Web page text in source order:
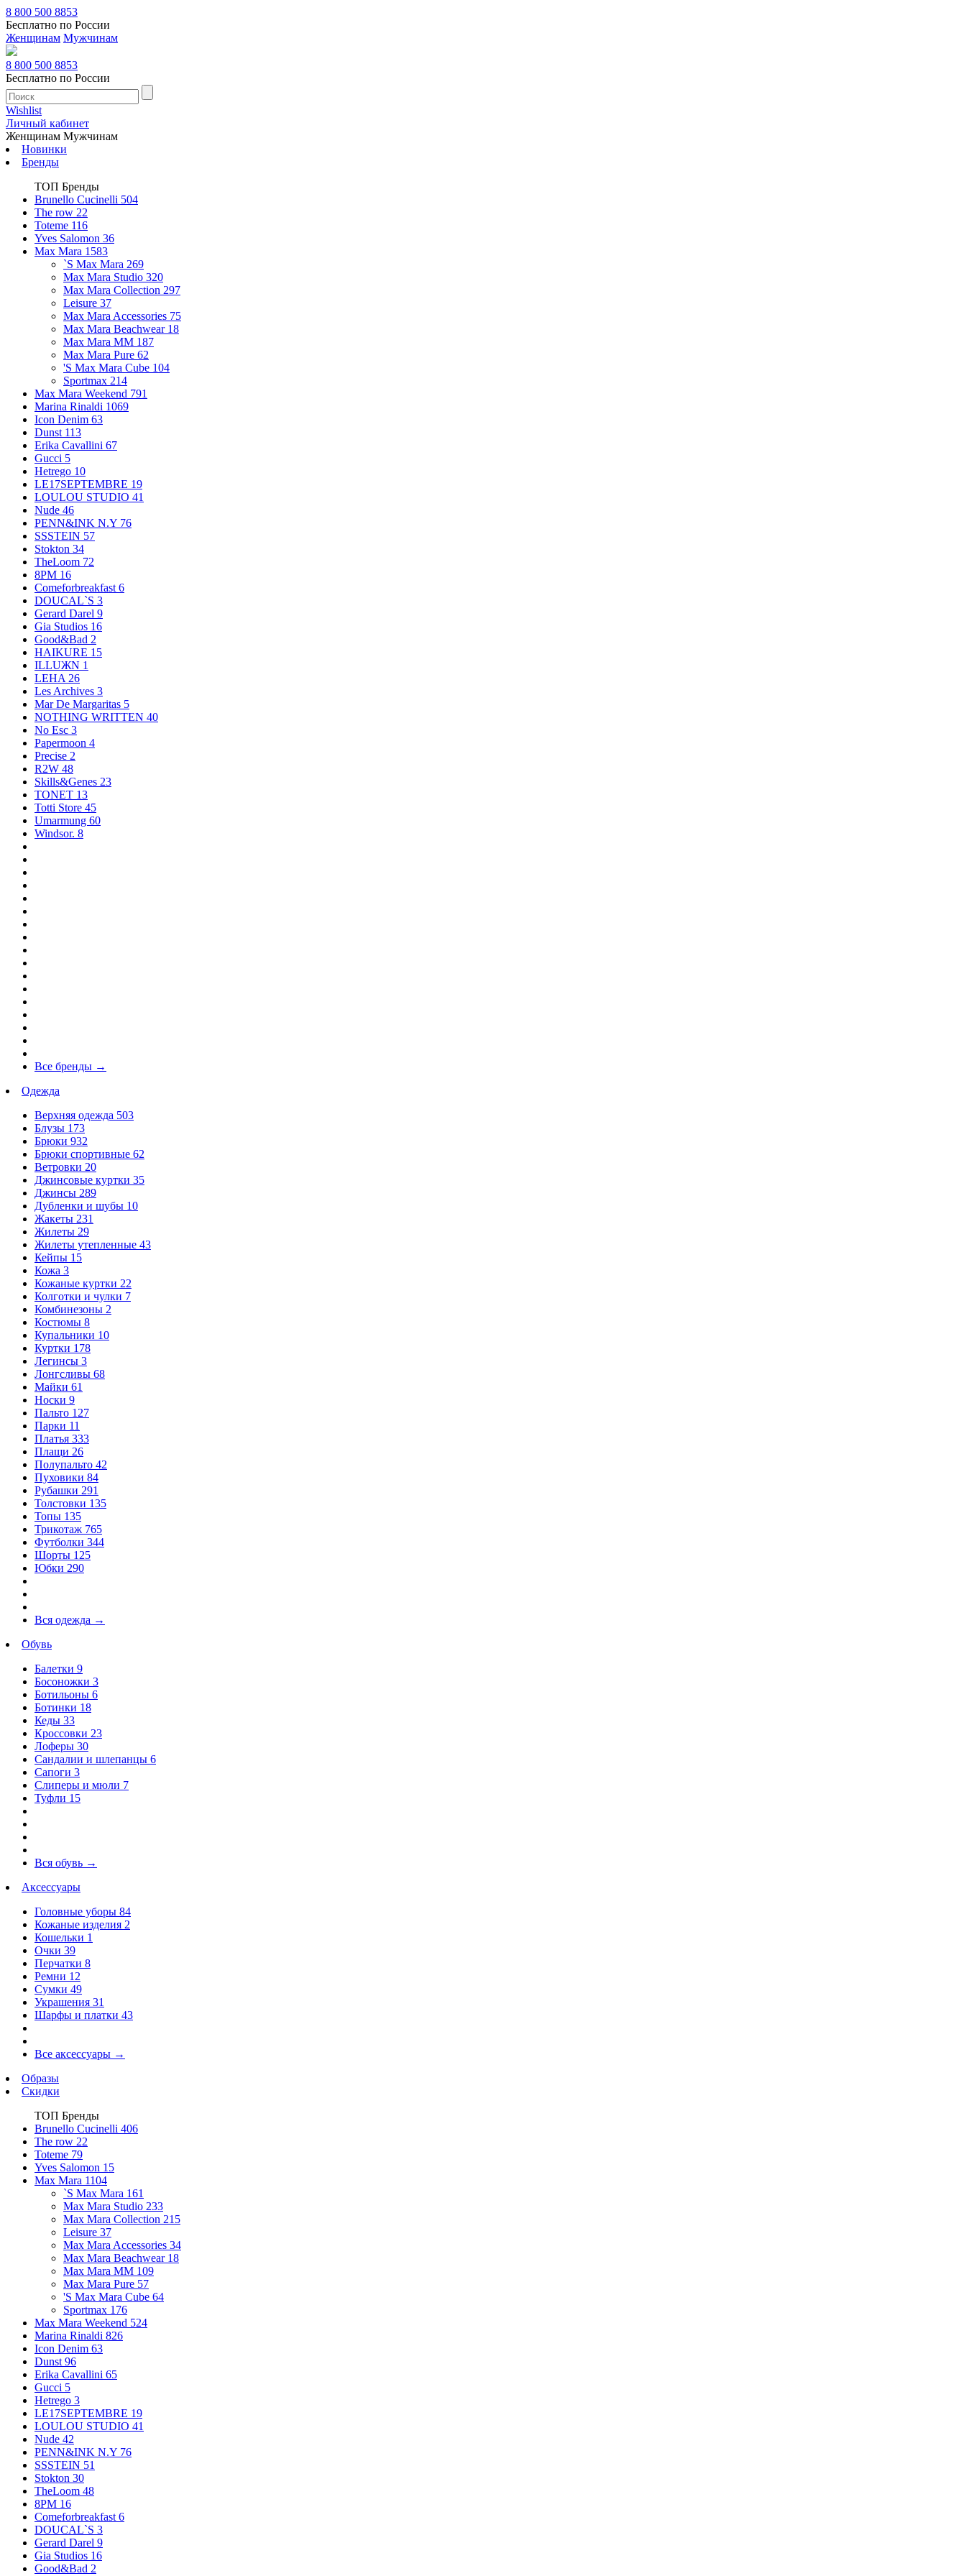
8 800 500 8853
Бесплатно по России
Женщинам Мужчинам
8 800 500 8853
Бесплатно по России
Wishlist
Личный кабинет
Женщинам Мужчинам
Новинки
Бренды
ТОП Бренды
Brunello Cucinelli 504
The row 22
Toteme 116
Yves Salomon 36
Max Mara 1583
`S Max Mara 269
Max Mara Studio 320
Max Mara Collection 297
Leisure 37
Max Mara Accessories 75
Max Mara Beachwear 18
Max Mara MM 187
Max Mara Pure 62
'S Max Mara Cube 104
Sportmax 214
Max Mara Weekend 791
Marina Rinaldi 1069
Icon Denim 63
Dunst 113
Erika Cavallini 67
Gucci 5
Hetrego 10
LE17SEPTEMBRE 19
LOULOU STUDIO 41
Nude 46
PENN&INK N.Y 76
SSSTEIN 57
Stokton 34
TheLoom 72
8PM 16
Comeforbreakfast 6
DOUCAL`S 3
Gerard Darel 9
Gia Studios 16
Good&Bad 2
HAIKURE 15
ILLUЖN 1
LEHA 26
Les Archives 3
Mar De Margaritas 5
NOTHING WRITTEN 40
No Esc 3
Papermoon 4
Precise 2
R2W 48
Skills&Genes 23
TONET 13
Totti Store 45
Umarmung 60
Windsor. 8
Все бренды →
Одежда
Верхняя одежда 503
Блузы 173
Брюки 932
Брюки спортивные 62
Ветровки 20
Джинсовые куртки 35
Джинсы 289
Дубленки и шубы 10
Жакеты 231
Жилеты 29
Жилеты утепленные 43
Кейпы 15
Кожа 3
Кожаные куртки 22
Колготки и чулки 7
Комбинезоны 2
Костюмы 8
Купальники 10
Куртки 178
Легинсы 3
Лонгсливы 68
Майки 61
Носки 9
Пальто 127
Парки 11
Платья 333
Плащи 26
Полупальто 42
Пуховики 84
Рубашки 291
Толстовки 135
Топы 135
Трикотаж 765
Футболки 344
Шорты 125
Юбки 290
Вся одежда →
Обувь
Балетки 9
Босоножки 3
Ботильоны 6
Ботинки 18
Кеды 33
Кроссовки 23
Лоферы 30
Сандалии и шлепанцы 6
Сапоги 3
Слиперы и мюли 7
Туфли 15
Вся обувь →
Аксессуары
Головные уборы 84
Кожаные изделия 2
Кошельки 1
Очки 39
Перчатки 8
Ремни 12
Сумки 49
Украшения 31
Шарфы и платки 43
Все аксессуары →
Образы
Скидки
ТОП Бренды
Brunello Cucinelli 406
The row 22
Toteme 79
Yves Salomon 15
Max Mara 1104
`S Max Mara 161
Max Mara Studio 233
Max Mara Collection 215
Leisure 37
Max Mara Accessories 34
Max Mara Beachwear 18
Max Mara MM 109
Max Mara Pure 57
'S Max Mara Cube 64
Sportmax 176
Max Mara Weekend 524
Marina Rinaldi 826
Icon Denim 63
Dunst 96
Erika Cavallini 65
Gucci 5
Hetrego 3
LE17SEPTEMBRE 19
LOULOU STUDIO 41
Nude 42
PENN&INK N.Y 76
SSSTEIN 51
Stokton 30
TheLoom 48
8PM 16
Comeforbreakfast 6
DOUCAL`S 3
Gerard Darel 9
Gia Studios 16
Good&Bad 2